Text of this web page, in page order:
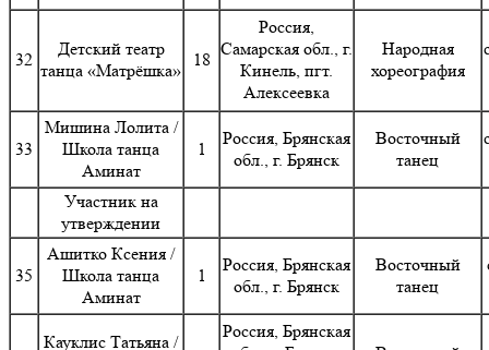
32
Детский театр
танца «Матрёшка»
18
Россия,
Самарская обл., г.
Кинель, пгт.
Алексеевка
Народная
хореография
33
Мишина Лолита /
Школа танца
Аминат
1
Россия, Брянская
обл., г. Брянск
Восточный
танец
Участник на
утверждении
35
Ашитко Ксения /
Школа танца
Аминат
1
Россия, Брянская
обл., г. Брянск
Восточный
танец
Кауклис Татьяна /
Россия, Брянская